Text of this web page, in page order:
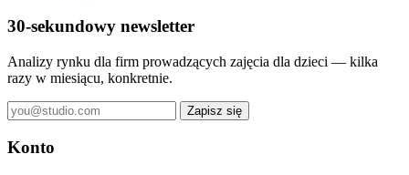
30-sekundowy newsletter
Analizy rynku dla firm prowadzących zajęcia dla dzieci — kilka
razy w miesiącu, konkretnie.
Zapisz się
Konto